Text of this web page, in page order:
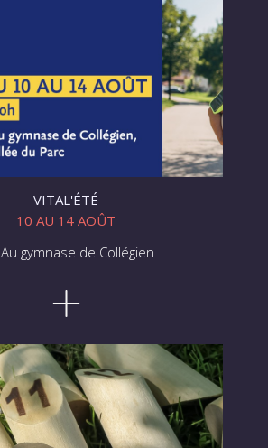
VITAL'ÉTÉ
10 AU 14 AOÛT
Au gymnase de Collégien